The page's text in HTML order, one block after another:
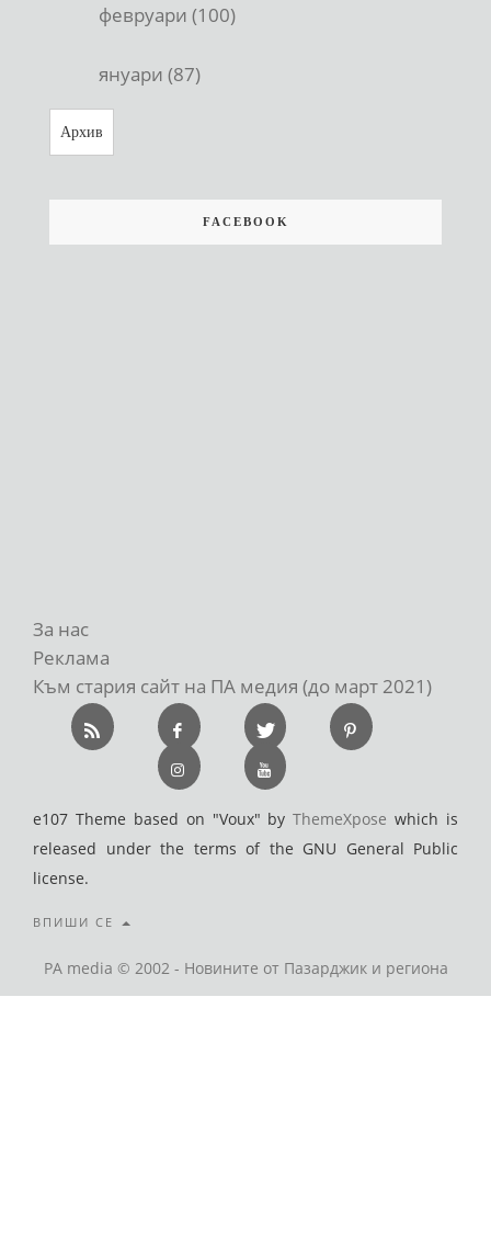
февруари (100)
януари (87)
Архив
FACEBOOK
За нас
Реклама
Към стария сайт на ПА медия (до март 2021)
e107 Theme based on "Voux" byThemeXpose which is
released under the terms of the GNU General Public
license.
ВПИШИ СЕ
PA media © 2002 - Новините от Пазарджик и региона